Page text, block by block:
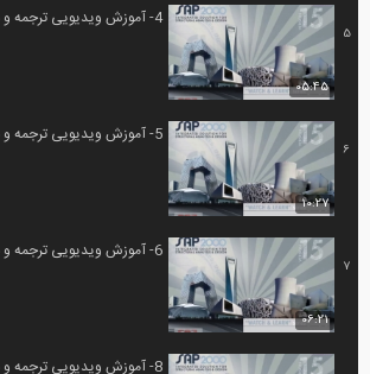
5
05:45
4- آموزش ویدیویی ترجمه و دوبله شده...
6
10:27
5- آموزش ویدیویی ترجمه و دوبله شده...
7
06:21
6- آموزش ویدیویی ترجمه و دوبله شده...
8- آموزش ویدیویی ترجمه و دوبله شده...